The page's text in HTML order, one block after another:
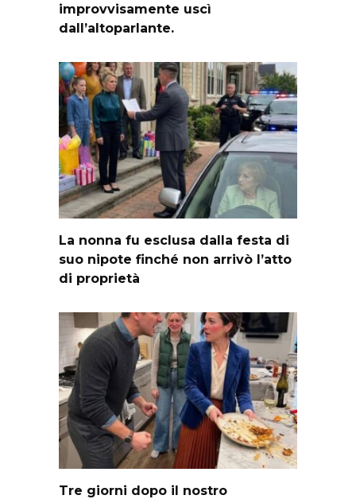
improvvisamente uscì
dall’altoparlante.
La nonna fu esclusa dalla festa di
suo nipote finché non arrivò l’atto
di proprietà
Tre giorni dopo il nostro